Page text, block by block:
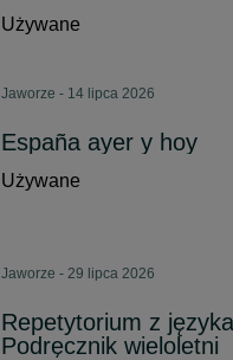
Używane
Jaworze - 14 lipca 2026
España ayer y hoy
Używane
Jaworze - 29 lipca 2026
Repetytorium z
Podręcznik wieloletni